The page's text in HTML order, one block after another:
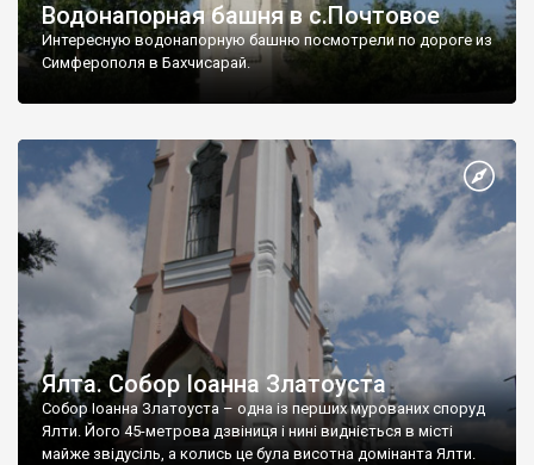
Водонапорная башня в с.Почтовое
Интересную водонапорную башню посмотрели по дороге из
Симферополя в Бахчисарай.
Ялта. Собор Іоанна Златоуста
Собор Іоанна Златоуста – одна із перших мурованих споруд
Ялти. Його 45-метрова дзвіниця і нині видніється в місті
майже звідусіль, а колись це була висотна домінанта Ялти.